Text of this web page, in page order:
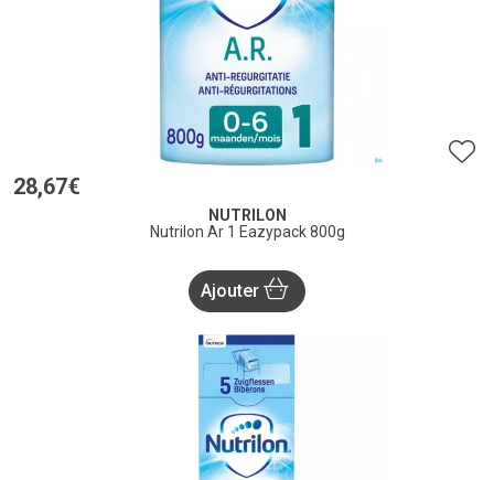
28,67€
NUTRILON
Nutrilon Ar 1 Eazypack 800g
Ajouter